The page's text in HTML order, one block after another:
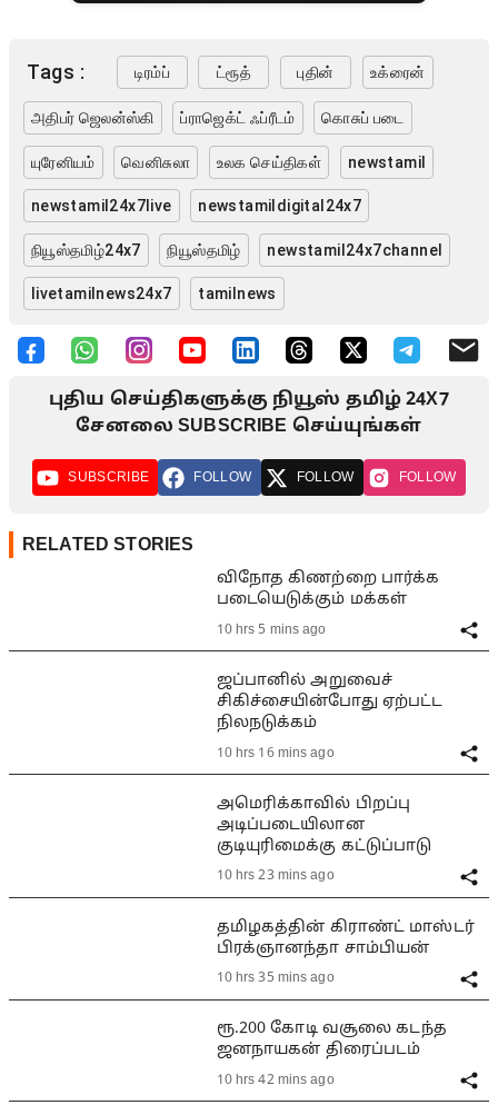
Tags : டிரம்ப் ட்ரூத் புதின் உக்ரைன்
அதிபர் ஜெலன்ஸ்கி ப்ராஜெக்ட் ஃப்ரீடம் கொசுப் படை
யுரேனியம் வெனிசுலா உலக செய்திகள் newstamil
newstamil24x7live newstamildigital24x7
நியூஸ்தமிழ்24x7 நியூஸ்தமிழ் newstamil24x7channel
livetamilnews24x7 tamilnews
புதிய செய்திகளுக்கு நியூஸ் தமிழ் 24X7
சேனலை SUBSCRIBE செய்யுங்கள்
SUBSCRIBE FOLLOW FOLLOW FOLLOW
RELATED STORIES
விநோத கிணற்றை பார்க்க
படையெடுக்கும் மக்கள்
10 hrs 5 mins ago
ஜப்பானில் அறுவைச்
சிகிச்சையின்போது ஏற்பட்ட
நிலநடுக்கம்
10 hrs 16 mins ago
அமெரிக்காவில் பிறப்பு
அடிப்படையிலான
குடியுரிமைக்கு கட்டுப்பாடு
10 hrs 23 mins ago
தமிழகத்தின் கிராண்ட் மாஸ்டர்
பிரக்ஞானந்தா சாம்பியன்
10 hrs 35 mins ago
ரூ.200 கோடி வசூலை கடந்த
ஜனநாயகன் திரைப்படம்
10 hrs 42 mins ago